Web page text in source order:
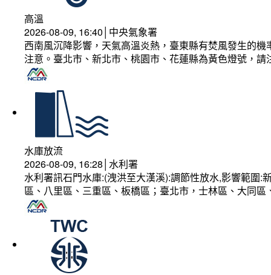
高溫
2026-08-09, 16:40│中央氣象署
西南風沉降影響，天氣高溫炎熱，臺東縣有焚風發生的
注意。臺北市、新北市、桃園市、花蓮縣為黃色燈號，
水庫放流
2026-08-09, 16:28│水利署
水利署訊石門水庫:(洩洪至大漢溪):調節性放水,影響範圍
區、八里區、三重區、板橋區；臺北市，士林區、大同